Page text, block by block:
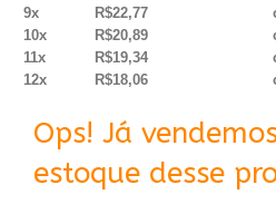
9x
R$22,77
10x
R$20,89
11x
R$19,34
12x
R$18,06
Ops! Já
estoque desse